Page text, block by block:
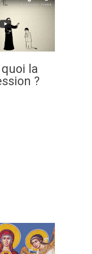
quoi la
?